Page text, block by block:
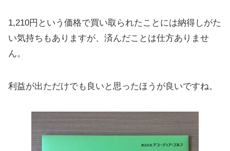
1,210円という価格で買い取られたことには納得しがた
い気持ちもありますが、済んだことは仕方ありませ
ん。
利益が出ただけでも良いと思ったほうが良いですね。